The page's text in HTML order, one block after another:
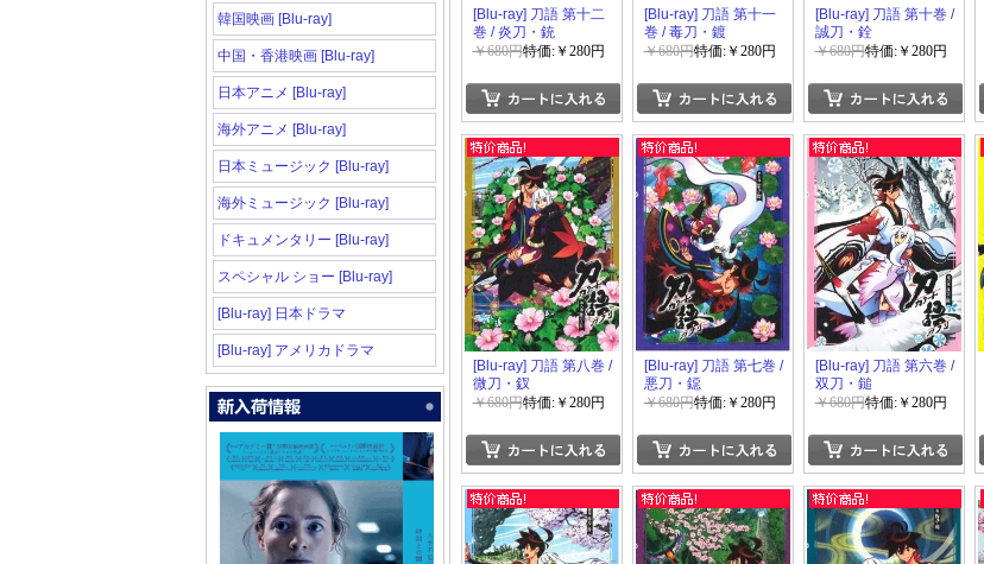
韓国映画 [Blu-ray]
中国・香港映画 [Blu-ray]
日本アニメ [Blu-ray]
海外アニメ [Blu-ray]
日本ミュージック [Blu-ray]
海外ミュージック [Blu-ray]
ドキュメンタリー [Blu-ray]
スペシャル ショー [Blu-ray]
[Blu-ray] 日本ドラマ
[Blu-ray] アメリカドラマ
[Blu-ray] 刀語 第十二
巻 / 炎刀・銃
￥680円特価:￥280円
[Blu-ray] 刀語 第十一
巻 / 毒刀・鍍
￥680円特価:￥280円
[Blu-ray] 刀語 第十巻 /
誠刀・銓
￥680円特価:￥280円
[Blu-ray] 刀語 第八巻 /
微刀・釵
￥680円特価:￥280円
[Blu-ray] 刀語 第七巻 /
悪刀・鐚
￥680円特価:￥280円
[Blu-ray] 刀語 第六巻 /
双刀・鎚
￥680円特価:￥280円